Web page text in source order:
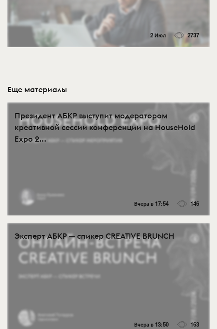
2 Июл 2737
Еще материалы
Президент АБКР выступит модератором
креативной сессии конференции на HouseHold
Expo 2...
Вчера в 17:54 146
Эксперт АБКР — спикер CREATIVE BRUNCH
Вчера в 13:50 163